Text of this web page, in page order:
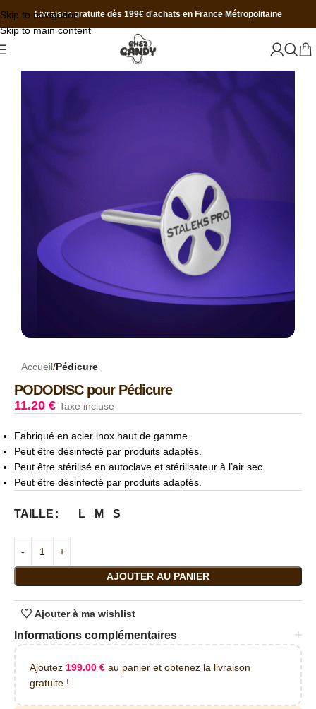
Skip to navigation
Skip to main content
Livraison gratuite dès 199€ d'achats en France Métropolitaine
Accueil Pédicure
PODODISC pour Pédicure
11.20 € Taxe incluse
Fabriqué en acier inox haut de gamme.
Peut être désinfecté par produits adaptés.
Peut être stérilisé en autoclave et stérilisateur à l’air sec.
Peut être désinfecté par produits adaptés.
TAILLE L M S
AJOUTER AU PANIER
Ajouter à ma wishlist
Informations complémentaires
Ajoutez 199.00 € au panier et obtenez la livraison
gratuite !